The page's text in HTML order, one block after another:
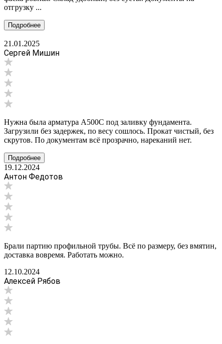
отгрузку ...
Подробнее
21.01.2025
Сергей Мишин
Нужна была арматура А500С под заливку фундамента.
Загрузили без задержек, по весу сошлось. Прокат чистый, без
скрутов. По документам всё прозрачно, нареканий нет.
Подробнее
19.12.2024
Антон Федотов
Брали партию профильной трубы. Всё по размеру, без вмятин,
доставка вовремя. Работать можно.
12.10.2024
Алексей Рябов